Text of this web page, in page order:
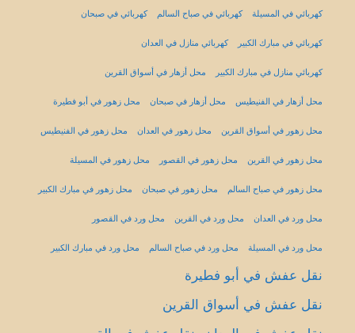
كهربائي في المسيلة كهربائي في صباح السالم كهربائي في صبحان
كهربائي في مبارك الكبير كهربائي منازل في العدان
كهربائي منازل في مبارك الكبير محل أزهار في أسواق القرين
محل أزهار في الفنيطيس محل أزهار في صبحان محل زهور في أبو فطيرة
محل زهور في أسواق القرين محل زهور في العدان محل زهور في الفنيطيس
محل زهور في القرين محل زهور في القصور محل زهور في المسيلة
محل زهور في صباح السالم محل زهور في صبحان محل زهور في مبارك الكبير
محل ورد في العدان محل ورد في القرين محل ورد في القصور
محل ورد في المسيلة محل ورد في صباح السالم محل ورد في مبارك الكبير
نقل عفش في أبو فطيرة
نقل عفش في أسواق القرين